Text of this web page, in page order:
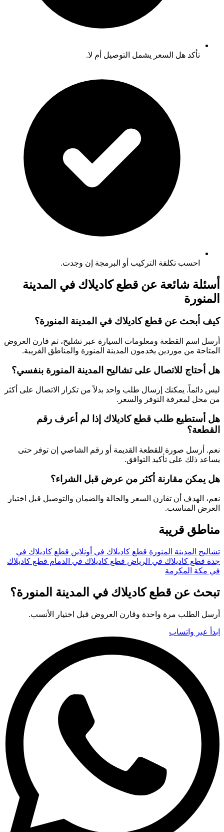
تأكد هل السعر يشمل التوصيل أم لا.
احسب تكلفة التركيب أو البرمجة إن وجدت.
أسئلة شائعة عن قطع كاديلاك في المدينة
المنورة
كيف أبحث عن قطع كاديلاك في المدينة المنورة؟
أرسل اسم القطعة ومعلومات السيارة عبر تشليح، ثم قارن العروض
المتاحة من موردين يخدمون المدينة المنورة والمناطق القريبة.
هل أحتاج للاتصال على تشاليح المدينة المنورة بنفسي؟
ليس دائماً. يمكنك إرسال طلب واحد بدلاً من تكرار الاتصال على أكثر
من محل لمعرفة التوفر والسعر.
هل أستطيع طلب قطع كاديلاك إذا لم أعرف رقم
القطعة؟
نعم. أرسل صورة للقطعة القديمة أو رقم الشاصي إن توفر حتى
يساعد ذلك على تأكيد التوافق.
هل يمكن مقارنة أكثر من عرض قبل الشراء؟
نعم، الهدف أن تقارن السعر والحالة والضمان والتوصيل قبل اختيار
العرض المناسب.
مناطق قريبة
تشاليح المدينة المنورة قطع كاديلاك في أونلاين قطع كاديلاك في
جدة قطع كاديلاك في الرياض قطع كاديلاك في الدمام قطع كاديلاك
في مكة المكرمة
تبحث عن قطع كاديلاك في المدينة المنورة؟
أرسل الطلب مرة واحدة وقارن العروض قبل اختيار الأنسب.
ابدأ عبر واتساب